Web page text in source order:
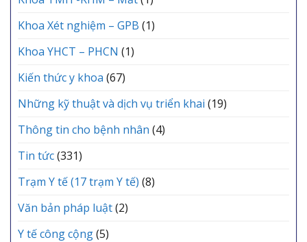
Khoa Xét nghiệm – GPB (1)
Khoa YHCT – PHCN (1)
Kiến thức y khoa (67)
Những kỹ thuật và dịch vụ triển khai (19)
Thông tin cho bệnh nhân (4)
Tin tức(331)
Trạm Y tế (17 trạm Y tế) (8)
Văn bản pháp luật(2)
Y tế công cộng(5)